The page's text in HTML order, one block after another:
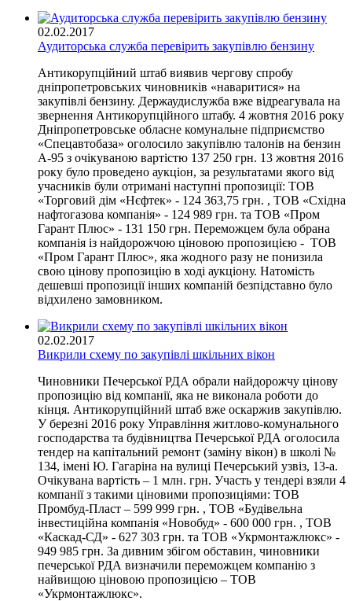
02.02.2017
Аудиторська служба перевірить закупівлю бензину
Антикорупційний штаб виявив чергову спробу
дніпропетровських чиновників «наваритися» на
закупівлі бензину. Держаудислужба вже відреагувала на
звернення Антикорупційного штабу. 4 жовтня 2016 року
Дніпропетровське обласне комунальне підприємство
«Спецавтобаза» оголосило закупівлю талонів на бензин
А-95 з очікуваною вартістю 137 250 грн. 13 жовтня 2016
року було проведено аукціон, за результатами якого від
учасників були отримані наступні пропозиції: ТОВ
«Торговий дім «Нєфтек» - 124 363,75 грн. , ТОВ «Східна
нафтогазова компанія» - 124 989 грн. та ТОВ «Пром
Гарант Плюс» - 131 150 грн. Переможцем була обрана
компанія із найдорожчою ціновою пропозицією - ТОВ
«Пром Гарант Плюс», яка жодного разу не понизила
свою цінову пропозицію в ході аукціону. Натомість
дешевші пропозиції інших компаній безпідставно було
відхилено замовником.
02.02.2017
Викрили схему по закупівлі шкільних вікон
Чиновники Печерської РДА обрали найдорожчу цінову
пропозицію від компанії, яка не виконала роботи до
кінця. Антикорупційний штаб вже оскаржив закупівлю.
У березні 2016 року Управління житлово-комунального
господарства та будівництва Печерської РДА оголосила
тендер на капітальний ремонт (заміну вікон) в школі №
134, iменi Ю. Гагарiна на вулиці Печерський узвіз, 13-а.
Очікувана вартість – 1 млн. грн. Участь у тендері взяли 4
компанії з такими ціновими пропозиціями: ТОВ
Промбуд-Пласт – 599 999 грн. , ТОВ «Будівельна
інвестиційна компанія «Новобуд» - 600 000 грн. , ТОВ
«Каскад-СД» - 627 303 грн. та ТОВ «Укрмонтажлюкс» -
949 985 грн. За дивним збігом обставин, чиновники
печерської РДА визначили переможцем компанію з
найвищою ціновою пропозицією – ТОВ
«Укрмонтажлюкс».